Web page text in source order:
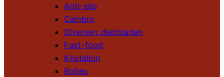
Anti-slip
Cambro
Diversen dienbladen
Fast-food
Kristallon
Roltex